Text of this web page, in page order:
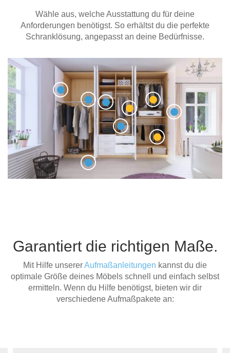
Wähle aus, welche Ausstattung du für deine
Anforderungen benötigst. So erhältst du die perfekte
Schranklösung, angepasst an deine Bedürfnisse.
Garantiert die richtigen Maße.
Mit Hilfe unsererAufmaßanleitungen kannst du die
optimale Größe deines Möbels schnell und einfach selbst
ermitteln. Wenn du Hilfe benötigst, bieten wir dir
verschiedene Aufmaßpakete an: